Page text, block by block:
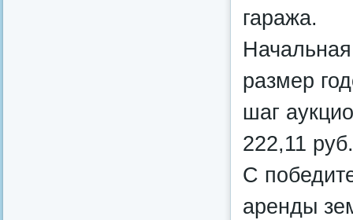
гаража.
размер
шаг
222,11 руб.
С
аренды